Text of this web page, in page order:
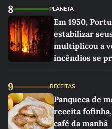
8 PLANETA
Em 1950,
estabilizar
multiplicou a
incêndios se
9 RECEITAS
Panqueca de
receita
café da manhã